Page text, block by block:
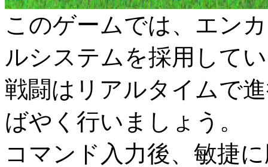
このゲームでは、エン
ルシステムを採用して
戦闘はリアルタイムで
ばやく行いましょう。
コマンド入力後、敏捷